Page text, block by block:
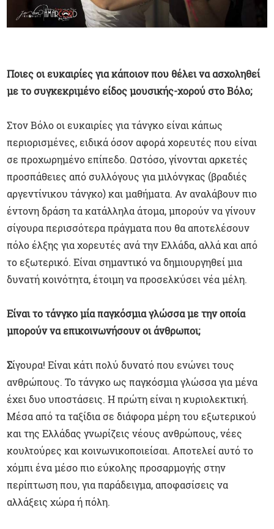
Ποιες οι ευκαιρίες για κάποιον που θέλει να ασχοληθεί
με το συγκεκριμένο είδος μουσικής-χορού στο Βόλο;
Στον Βόλο οι ευκαιρίες για τάνγκο είναι κάπως
περιορισμένες, ειδικά όσον αφορά χορευτές που είναι
σε προχωρημένο επίπεδο. Ωστόσο, γίνονται αρκετές
προσπάθειες από συλλόγους για μιλόνγκας (βραδιές
αργεντίνικου τάνγκο) και μαθήματα. Αν αναλάβουν πιο
έντονη δράση τα κατάλληλα άτομα, μπορούν να γίνουν
σίγουρα περισσότερα πράγματα που θα αποτελέσουν
πόλο έλξης για χορευτές ανά την Ελλάδα, αλλά και από
το εξωτερικό. Είναι σημαντικό να δημιουργηθεί μια
δυνατή κοινότητα, έτοιμη να προσελκύσει νέα μέλη.
Είναι το τάνγκο μία παγκόσμια γλώσσα με την οποία
μπορούν να επικοινωνήσουν οι άνθρωποι;
Σίγουρα! Είναι κάτι πολύ δυνατό που ενώνει τους
ανθρώπους. Το τάνγκο ως παγκόσμια γλώσσα για μένα
έχει δυο υποστάσεις. Η πρώτη είναι η κυριολεκτική.
Μέσα από τα ταξίδια σε διάφορα μέρη του εξωτερικού
και της Ελλάδας γνωρίζεις νέους ανθρώπους, νέες
κουλτούρες και κοινωνικοποιείσαι. Αποτελεί αυτό το
χόμπι ένα μέσο πιο εύκολης προσαρμογής στην
περίπτωση που, για παράδειγμα, αποφασίσεις να
αλλάξεις χώρα ή πόλη.